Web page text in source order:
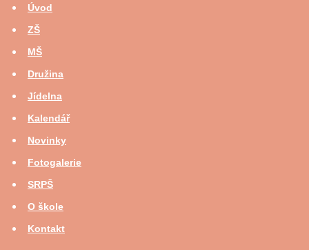
Úvod
ZŠ
MŠ
Družina
Jídelna
Kalendář
Novinky
Fotogalerie
SRPŠ
O škole
Kontakt